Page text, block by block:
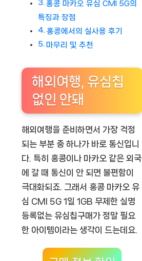
홍콩 마카오 유심 CMI 5G의
특징과 장점
홍콩에서의 실사용 후기
마무리 및 추천
해외여행, 유심칩
없인 안돼
해외여행을 준비하면서 가장 걱정
되는 부분 중 하나가 바로 통신입니
다. 특히 홍콩이나 마카오 같은 외국
에 갈 때 통신이 안 되면 불편함이
극대화되죠. 그래서 홍콩 마카오 유
심 CMI 5G 1일 1GB 무제한 실명
등록없는 유심칩구매 가 정말 필요
한 아이템이라는 생각이 드는데요.